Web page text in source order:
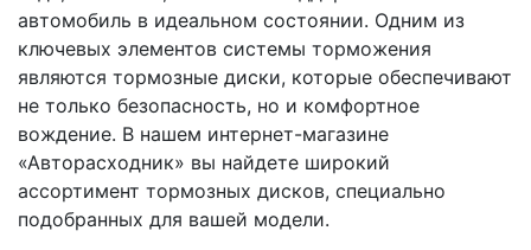
автомобиль в идеальном состоянии. Одним из
ключевых элементов системы торможения
являются тормозные диски, которые обеспечивают
не только безопасность, но и комфортное
вождение. В нашем интернет-магазине
«Авторасходник» вы найдете широкий
ассортимент тормозных дисков, специально
подобранных для вашей модели.